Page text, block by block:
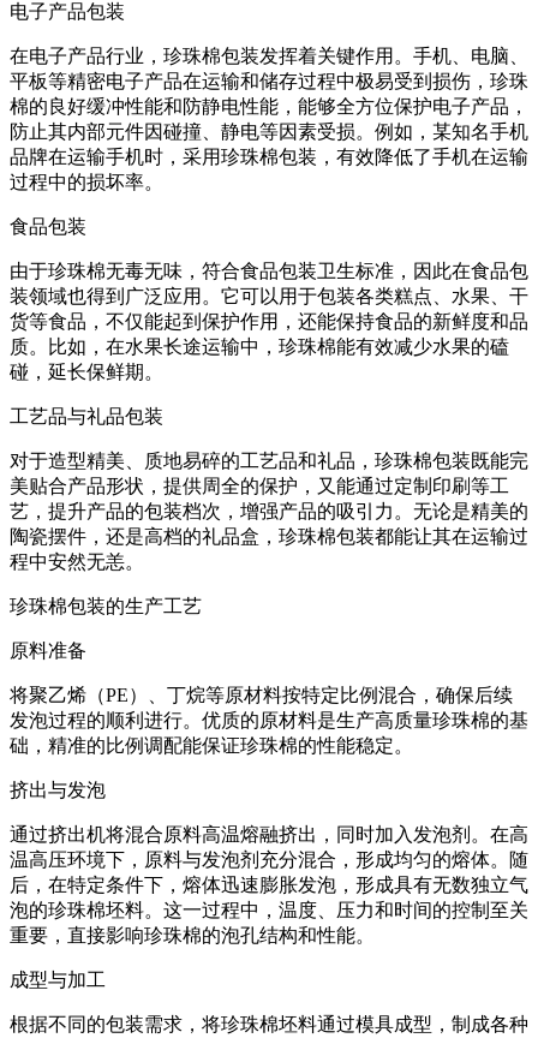
电子产品包装
在电子产品行业，珍珠棉包装发挥着关键作用。手机、电脑、
平板等精密电子产品在运输和储存过程中极易受到损伤，珍珠
棉的良好缓冲性能和防静电性能，能够全方位保护电子产品，
防止其内部元件因碰撞、静电等因素受损。例如，某知名手机
品牌在运输手机时，采用珍珠棉包装，有效降低了手机在运输
过程中的损坏率。
食品包装
由于珍珠棉无毒无味，符合食品包装卫生标准，因此在食品包
装领域也得到广泛应用。它可以用于包装各类糕点、水果、干
货等食品，不仅能起到保护作用，还能保持食品的新鲜度和品
质。比如，在水果长途运输中，珍珠棉能有效减少水果的磕
碰，延长保鲜期。
工艺品与礼品包装
对于造型精美、质地易碎的工艺品和礼品，珍珠棉包装既能完
美贴合产品形状，提供周全的保护，又能通过定制印刷等工
艺，提升产品的包装档次，增强产品的吸引力。无论是精美的
陶瓷摆件，还是高档的礼品盒，珍珠棉包装都能让其在运输过
程中安然无恙。
珍珠棉包装的生产工艺
原料准备
将聚乙烯（PE）、丁烷等原材料按特定比例混合，确保后续
发泡过程的顺利进行。优质的原材料是生产高质量珍珠棉的基
础，精准的比例调配能保证珍珠棉的性能稳定。
挤出与发泡
通过挤出机将混合原料高温熔融挤出，同时加入发泡剂。在高
温高压环境下，原料与发泡剂充分混合，形成均匀的熔体。随
后，在特定条件下，熔体迅速膨胀发泡，形成具有无数独立气
泡的珍珠棉坯料。这一过程中，温度、压力和时间的控制至关
重要，直接影响珍珠棉的泡孔结构和性能。
成型与加工
根据不同的包装需求，将珍珠棉坯料通过模具成型，制成各种